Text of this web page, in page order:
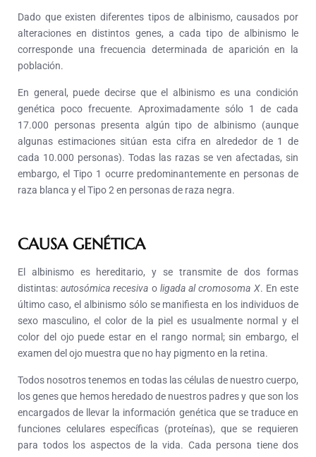
Dado que existen diferentes tipos de albinismo, causados por
alteraciones en distintos genes, a cada tipo de albinismo le
corresponde una frecuencia determinada de aparición en la
población.
En general, puede decirse que el albinismo es una condición
genética poco frecuente. Aproximadamente sólo 1 de cada
17.000 personas presenta algún tipo de albinismo (aunque
algunas estimaciones sitúan esta cifra en alrededor de 1 de
cada 10.000 personas). Todas las razas se ven afectadas, sin
embargo, el Tipo 1 ocurre predominantemente en personas de
raza blanca y el Tipo 2 en personas de raza negra.
CAUSA GENÉTICA
El albinismo es hereditario, y se transmite de dos formas
distintas:autosómica recesiva o ligada al cromosoma X. En este
último caso, el albinismo sólo se manifiesta en los individuos de
sexo masculino, el color de la piel es usualmente normal y el
color del ojo puede estar en el rango normal; sin embargo, el
examen del ojo muestra que no hay pigmento en la retina.
Todos nosotros tenemos en todas las células de nuestro cuerpo,
los genes que hemos heredado de nuestros padres y que son los
encargados de llevar la información genética que se traduce en
funciones celulares específicas (proteínas), que se requieren
para todos los aspectos de la vida. Cada persona tiene dos